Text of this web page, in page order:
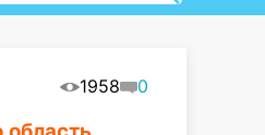
1958 0